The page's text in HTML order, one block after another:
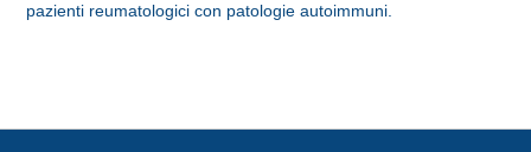
pazienti reumatologici con patologie autoimmuni.